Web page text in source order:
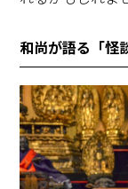
和尚が語る「怪